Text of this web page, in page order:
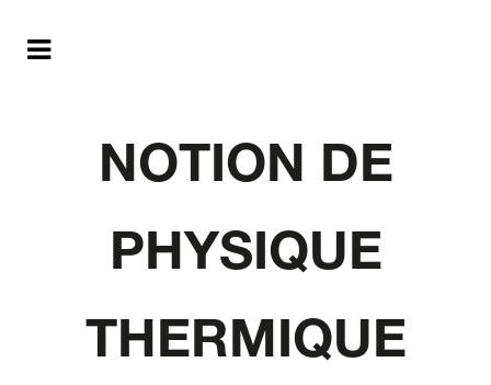
NOTION DE
PHYSIQUE
THERMIQUE